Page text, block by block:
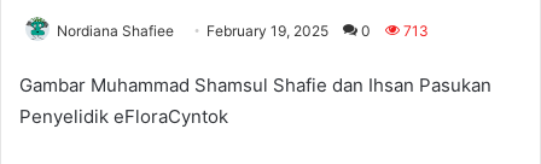
Nordiana Shafiee February 19, 2025 0 713
Gambar Muhammad Shamsul Shafie dan Ihsan Pasukan
Penyelidik eFloraCyntok